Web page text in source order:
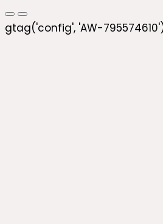
gtag('config', 'AW-